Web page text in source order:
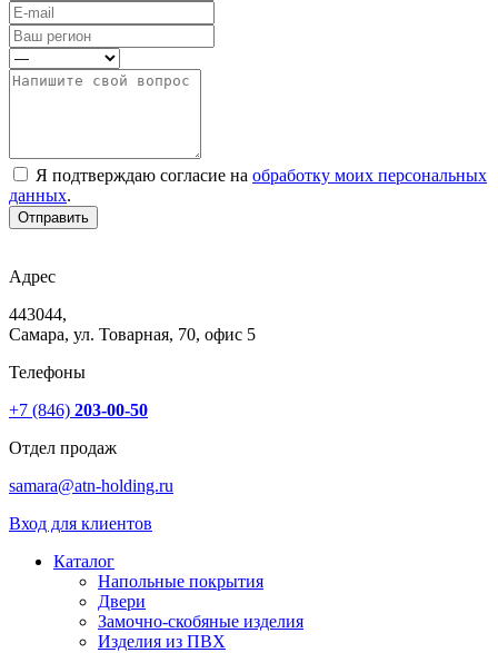
Я подтверждаю согласие на обработку моих персональных
данных.
Отправить
Адрес
443044,
Самара, ул. Товарная, 70, офис 5
Телефоны
+7 (846) 203-00-50
Отдел продаж
samara@atn-holding.ru
Вход для клиентов
Каталог
Напольные покрытия
Двери
Замочно-скобяные изделия
Изделия из ПВХ